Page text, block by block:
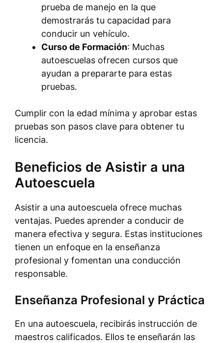
prueba de manejo en la que
demostrarás tu capacidad para
conducir un vehículo.
Curso de Formación: Muchas
autoescuelas ofrecen cursos que
ayudan a prepararte para estas
pruebas.
Cumplir con la edad mínima y aprobar estas
pruebas son pasos clave para obtener tu
licencia.
Beneficios de Asistir a una
Autoescuela
Asistir a una autoescuela ofrece muchas
ventajas. Puedes aprender a conducir de
manera efectiva y segura. Estas instituciones
tienen un enfoque en la enseñanza
profesional y fomentan una conducción
responsable.
Enseñanza Profesional y Práctica
En una autoescuela, recibirás instrucción de
maestros calificados. Ellos te enseñarán las